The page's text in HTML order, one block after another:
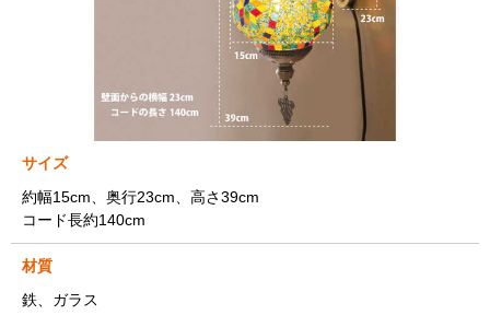
サイズ
約幅15cm、奥行23cm、高さ39cm
コード長約140cm
材質
鉄、ガラス